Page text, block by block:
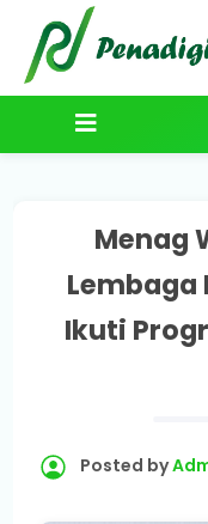
Menag
Lembaga
Ikuti
Posted by